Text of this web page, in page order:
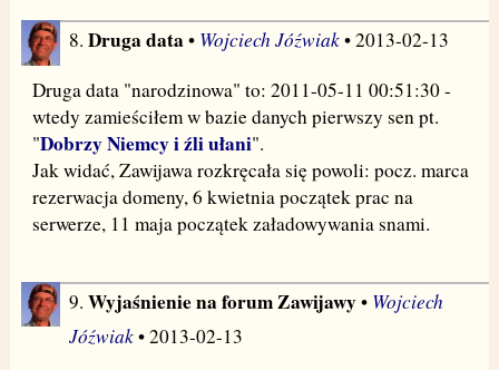
8. Druga data • Wojciech Jóźwiak• 2013-02-13
Druga data "narodzinowa" to: 2011-05-11 00:51:30 -
wtedy zamieściłem w bazie danych pierwszy sen pt.
"Dobrzy Niemcy i źli ułani".
Jak widać, Zawijawa rozkręcała się powoli: pocz. marca
rezerwacja domeny, 6 kwietnia początek prac na
serwerze, 11 maja początek załadowywania snami.
9. Wyjaśnienie na forum Zawijawy• Wojciech
Jóźwiak• 2013-02-13